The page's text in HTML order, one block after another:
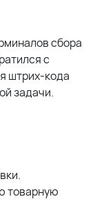
сбора
с
штрих-кода
задачи.
товарную